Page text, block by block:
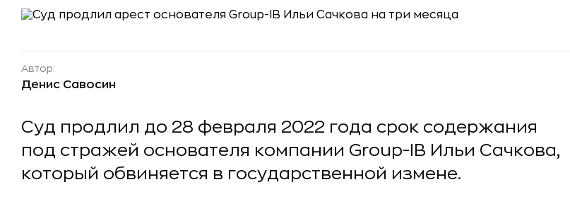
Автор:
Денис Савосин
Суд продлил до 28 февраля 2022 года срок содержания
под стражей основателя компании Group-IB Ильи Сачкова,
который обвиняется в государственной измене.